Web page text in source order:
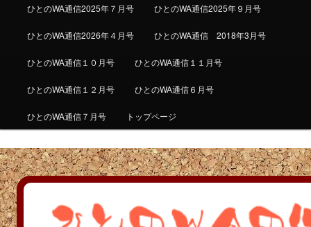
ひとのWA通信2025年７月号 ひとのWA通信2025年９月号
ひとのWA通信2026年４月号 ひとのWA通信 2018年3月号
ひとのWA通信１０月号 ひとのWA通信１１月号
ひとのWA通信１２月号 ひとのWA通信６月号
ひとのWA通信７月号 トップページ